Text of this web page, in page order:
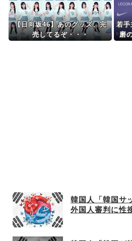
【日向坂46】あのグッズ、完
売してるぞ・・・
若手
磨
韓国人「韓国サ
外国人審判に性